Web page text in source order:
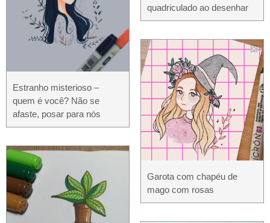
Estranho misterioso –
quem é você? Não se
afaste, posar para nós
quadriculado ao desenhar
Garota com chapéu de
mago com rosas